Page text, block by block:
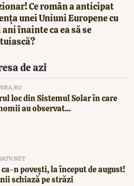
Ce român a anticipat
unei Uniuni Europene cu
înainte ca ea să se
de azi
loc din Sistemul Solar în care
au observat...
n povești, la început de august!
schiază pe străzi